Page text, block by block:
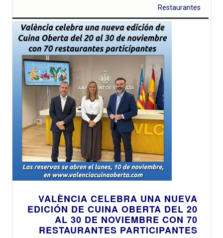
Restaurantes
VALÈNCIA CELEBRA UNA NUEVA
EDICIÓN DE CUINA OBERTA DEL 20
AL 30 DE NOVIEMBRE CON 70
RESTAURANTES PARTICIPANTES